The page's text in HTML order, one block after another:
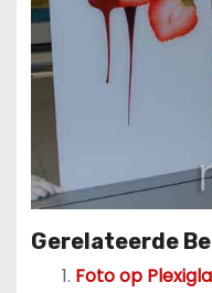
Gerelateerde
Foto op